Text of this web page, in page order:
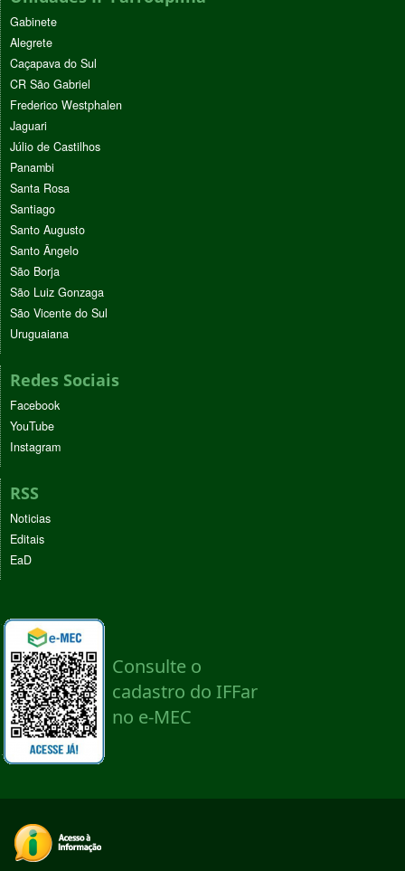
Gabinete
Alegrete
Caçapava do Sul
CR São Gabriel
Frederico Westphalen
Jaguari
Júlio de Castilhos
Panambi
Santa Rosa
Santiago
Santo Augusto
Santo Ângelo
São Borja
São Luiz Gonzaga
São Vicente do Sul
Uruguaiana
Redes Sociais
Facebook
YouTube
Instagram
RSS
Noticias
Editais
EaD